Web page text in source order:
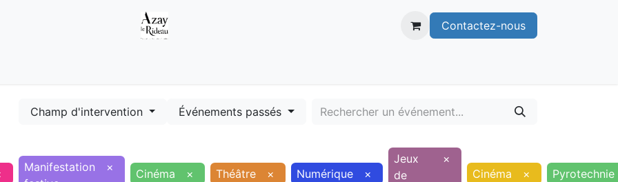
Contactez-nous
Champ d'intervention Événements passés
Manifestation
× Cinéma × Théâtre × Numérique ×
Jeux
de
×
Cinéma
× Pyrotechnie